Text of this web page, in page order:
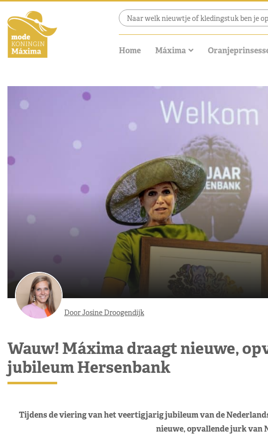
Home Máxima
Door Josine Droogendijk
Wauw! Máxima draagt nieuwe,
jubileum Hersenbank
Tijdens de viering van het veertigjarig jubileum van de
nieuwe, opvallende jurk van